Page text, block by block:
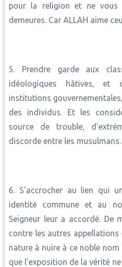
pour la religion et ne vous
demeures. Car ALLAH aime
5. Prendre garde aux
idéologiques hâtives, et
institutions
des individus. Et les
source de trouble,
discorde entre les musulmans.
6. S'accrocher au lien qui
identité commune et au
Seigneur leur a accordé. De
contre les autres
nature à nuire à ce noble
que l'exposition de la vérité